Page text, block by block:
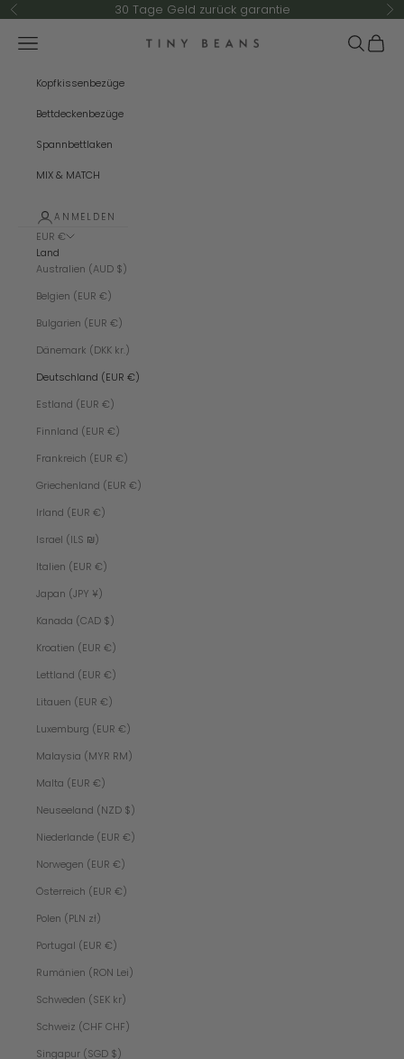
Zum Inhalt springen
Zurück 30 Tage Geld zurück garantie
TINY BEANS
Menü Suchen
Kopfkissenbezüge
Bettdeckenbezüge
Spannbettlaken
MIX & MATCH
ANMELDEN
EUR €
Land
Australien (AUD $)
Belgien (EUR €)
Bulgarien (EUR €)
Dänemark (DKK kr.)
Deutschland (EUR €)
Estland (EUR €)
Finnland (EUR €)
Frankreich (EUR €)
Griechenland (EUR €)
Irland (EUR €)
Israel (ILS ₪)
Italien (EUR €)
Japan (JPY ¥)
Kanada (CAD $)
Kroatien (EUR €)
Lettland (EUR €)
Litauen (EUR €)
Luxemburg (EUR €)
Malaysia (MYR RM)
Malta (EUR €)
Neuseeland (NZD $)
Niederlande (EUR €)
Norwegen (EUR €)
Österreich (EUR €)
Polen (PLN zł)
Portugal (EUR €)
Rumänien (RON Lei)
Schweden (SEK kr)
Schweiz (CHF CHF)
Singapur (SGD $)